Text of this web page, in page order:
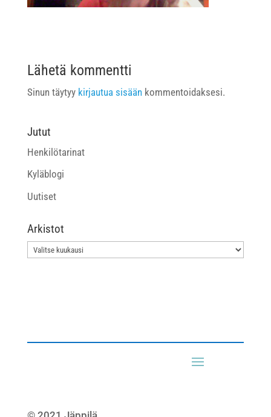
Lähetä kommentti
Sinun täytyy kirjautua sisäänkommentoidaksesi.
Jutut
Henkilötarinat
Kyläblogi
Uutiset
Arkistot
Arkistot